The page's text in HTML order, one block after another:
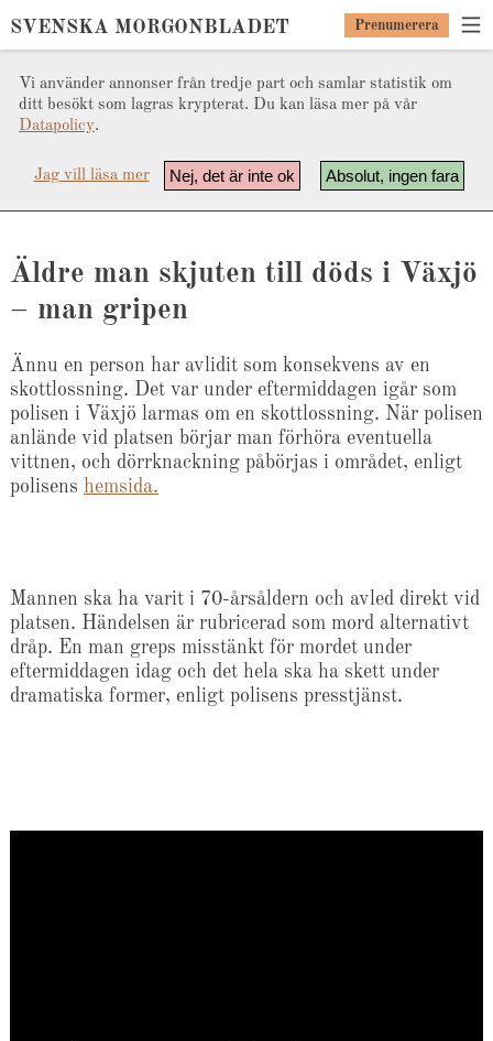
Vi använder annonser från tredje part och samlar statistik om
ditt besökt som lagras krypterat. Du kan läsa mer på vår
Datapolicy.
Absolut, ingen fara
Nej, det är inte ok
Jag vill läsa mer
SVENSKA MORGONBLADET Prenumerera
Äldre man skjuten till döds i Växjö
– man gripen
Ännu en person har avlidit som konsekvens av en
skottlossning. Det var under eftermiddagen igår som
polisen i Växjö larmas om en skottlossning. När polisen
anlände vid platsen börjar man förhöra eventuella
vittnen, och dörrknackning påbörjas i området, enligt
polisens hemsida.
Mannen ska ha varit i 70-årsåldern och avled direkt vid
platsen. Händelsen är rubricerad som mord alternativt
dråp. En man greps misstänkt för mordet under
eftermiddagen idag och det hela ska ha skett under
dramatiska former, enligt polisens presstjänst.